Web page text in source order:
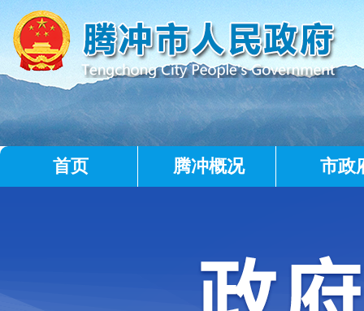
首页 腾冲概况 市政